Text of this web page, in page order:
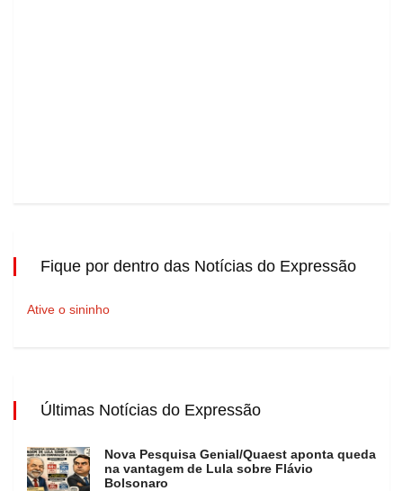
Fique por dentro das Notícias do Expressão
Ative o sininho
Últimas Notícias do Expressão
Nova Pesquisa Genial/Quaest aponta queda
na vantagem de Lula sobre Flávio
Bolsonaro